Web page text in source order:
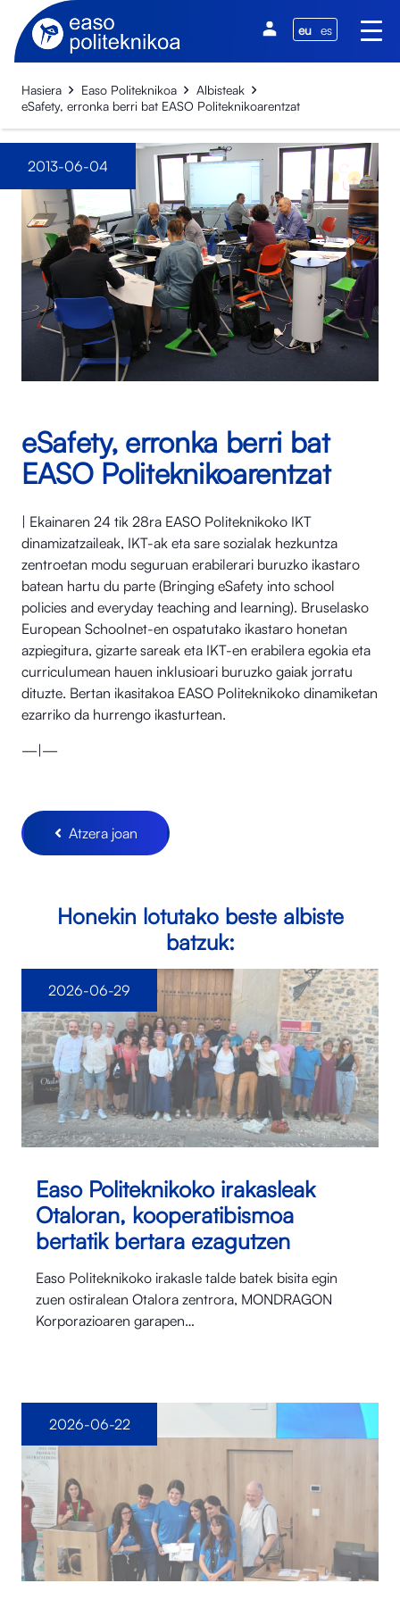
eu es
Hasiera Easo Politeknikoa
Albisteak
eSafety, erronka berri bat EASO Politeknikoarentzat
2013-06-04
eSafety, erronka berri bat
EASO Politeknikoarentzat
| Ekainaren 24 tik 28ra EASO Politeknikoko IKT
dinamizatzaileak, IKT-ak eta sare sozialak hezkuntza
zentroetan modu seguruan erabilerari buruzko ikastaro
batean hartu du parte (Bringing eSafety into school
policies and everyday teaching and learning). Bruselasko
European Schoolnet-en ospatutako ikastaro honetan
azpiegitura, gizarte sareak eta IKT-en erabilera egokia eta
curriculumean hauen inklusioari buruzko gaiak jorratu
dituzte. Bertan ikasitakoa EASO Politeknikoko dinamiketan
ezarriko da hurrengo ikasturtean.
—|—
Atzera joan
Honekin lotutako beste albiste
batzuk:
Easo Politeknikoko irakasleak
Otaloran, kooperatibismoa
bertatik bertara ezagutzen
Easo Politeknikoko irakasle talde batek bisita egin
zuen ostiralean Otalora⁠ zentrora, MONDRAGON
Korporazioaren garapen…
2026-06-29
2026-06-22